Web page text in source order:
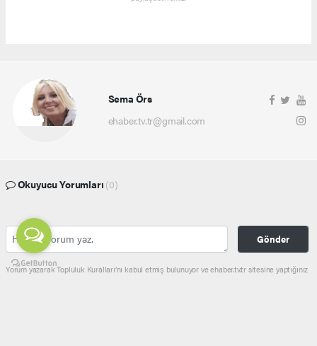
Sema Örs
ehaber.tv.tr@gmail.com
Okuyucu Yorumları (0)
Gönder
Yorum yazarak Topluluk Kuralları’nı kabul etmiş bulunuyor ve ehaber.tv.tr sitesine yaptığınız